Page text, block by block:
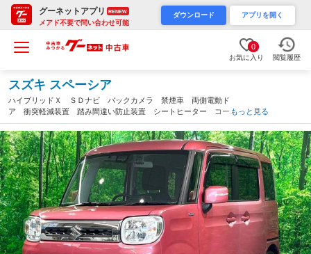
グーネットアプリ RENEW
メアド不要で問い合わせ可能
ダウンロード アプリを開く
0
お気に入り 閲覧履歴
スズキ スペーシア
ハイブリッドＸ ＳＤナビ バックカメラ 禁煙車 両側電動ド
ア 衝突軽減装置 踏み間違い防止装置 シートヒーター コーナ
ーセンサー ドラレコ フルセグ Ｂｌｕｅｔｏｏｔｈ再生 ＥＴ
Ｃ スマートキー アイドリングストップ（大分県）
もっと見る